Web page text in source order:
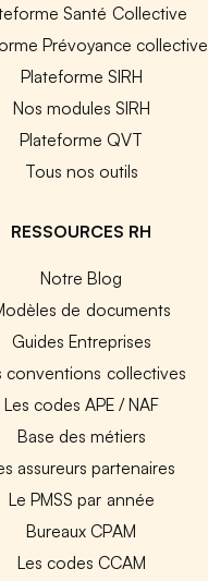
Santé Collective
Prévoyance collective
Plateforme SIRH
Nos modules SIRH
Plateforme QVT
Tous nos outils
RESSOURCES RH
Notre Blog
de documents
Guides Entreprises
conventions collectives
Les codes APE / NAF
Base des métiers
assureurs partenaires
Le PMSS par année
Bureaux CPAM
Les codes CCAM